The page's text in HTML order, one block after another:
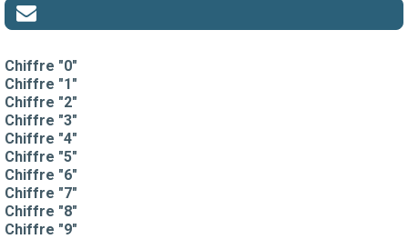
Chiffre "0"
Chiffre "1"
Chiffre "2"
Chiffre "3"
Chiffre "4"
Chiffre "5"
Chiffre "6"
Chiffre "7"
Chiffre "8"
Chiffre "9"